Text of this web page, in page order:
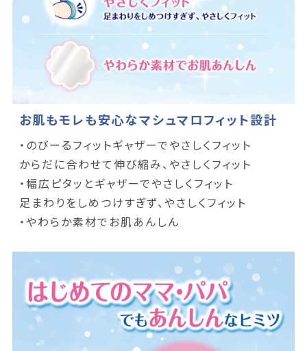
お肌もモレも安心なマシュマロフィット設計
・のびーるフィットギャザーでやさしくフィット
からだに合わせて伸び縮み、やさしくフィット
・幅広ピタッとギャザーでやさしくフィット
足まわりをしめつけすぎず、やさしくフィット
・やわらか素材でお肌あんしん